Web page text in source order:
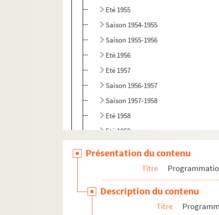
Eté 1955
Saison 1954-1955
Saison 1955-1956
Eté 1956
Eté 1957
Saison 1956-1957
Saison 1957-1958
Eté 1958
Eté 1959
Saison 1968-1969
Saison 1969-1970
Présentation du contenu
Titre
Description du contenu
Titre